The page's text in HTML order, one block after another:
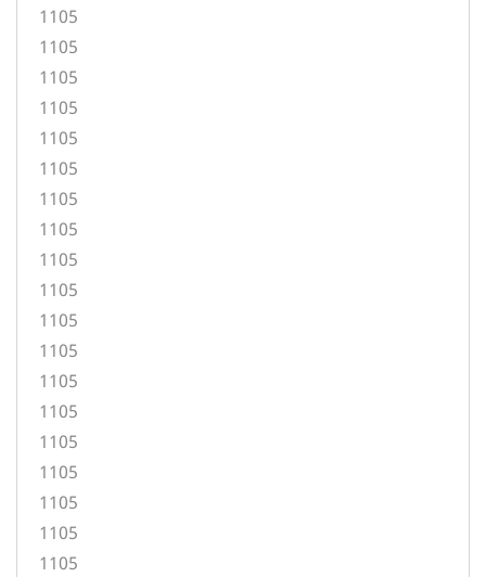
1105
1105
1105
1105
1105
1105
1105
1105
1105
1105
1105
1105
1105
1105
1105
1105
1105
1105
1105